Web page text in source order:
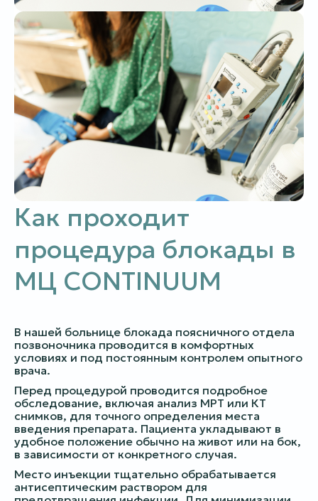
Как проходит
процедура блокады в
МЦ CONTINUUM
В нашей больнице блокада поясничного отдела
позвоночника проводится в комфортных
условиях и под постоянным контролем опытного
врача.
Перед процедурой проводится подробное
обследование, включая анализ МРТ или КТ
снимков, для точного определения места
введения препарата. Пациента укладывают в
удобное положение обычно на живот или на бок,
в зависимости от конкретного случая.
Место инъекции тщательно обрабатывается
антисептическим раствором для